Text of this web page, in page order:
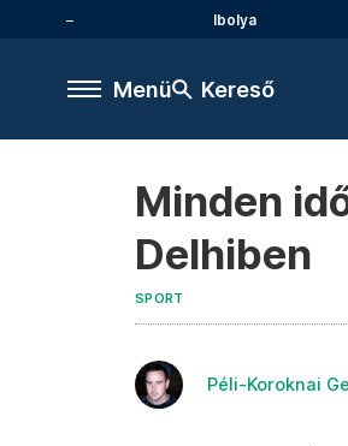
Ibolya
Menü Kereső
Minden
Delhiben
SPORT
Péli-Koroknai